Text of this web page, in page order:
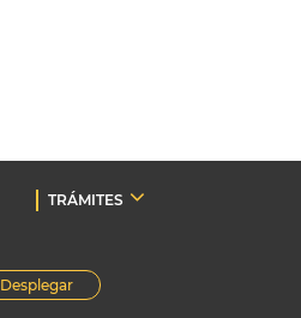
TRÁMITES
Desplegar